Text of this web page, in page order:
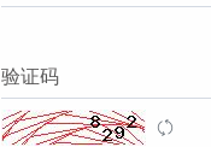
验证码